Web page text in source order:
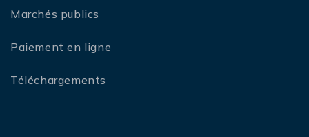
Marchés publics
Paiement en ligne
Téléchargements